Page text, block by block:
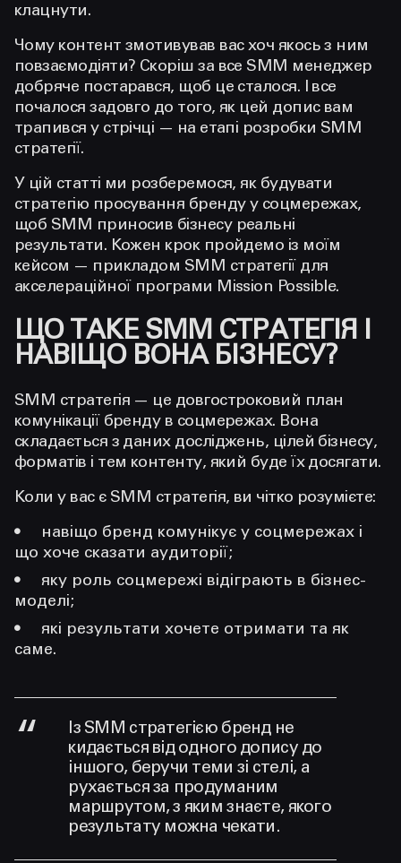
клацнути.
Чому контент змотивував вас хоч якось з ним
повзаємодіяти? Скоріш за все SMM менеджер
добряче постарався, щоб це сталося. І все
почалося задовго до того, як цей допис вам
трапився у стрічці — на етапі розробки SMM
стратегії.
У цій статті ми розберемося, як будувати
стратегію просування бренду у соцмережах,
щоб SMM приносив бізнесу реальні
результати. Кожен крок пройдемо із моїм
кейсом — прикладом SMM стратегії для
акселераційної програми Mission Possible.
ЩО ТАКЕ SMM СТРАТЕГІЯ І
НАВІЩО ВОНА БІЗНЕСУ?
SMM стратегія — це довгостроковий план
комунікації бренду в соцмережах. Вона
складається з даних досліджень, цілей бізнесу,
форматів і тем контенту, який буде їх досягати.
Коли у вас є SMM стратегія, ви чітко розумієте:
навіщо бренд комунікує у соцмережах і
що хоче сказати аудиторії;
яку роль соцмережі відіграють в бізнес-
моделі;
які результати хочете отримати та як
саме.
Із SMM стратегією бренд не
кидається від одного допису до
іншого, беручи теми зі стелі, а
рухається за продуманим
маршрутом, з яким знаєте, якого
результату можна чекати.